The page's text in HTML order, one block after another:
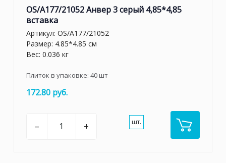
OS/A177/21052 Анвер 3 серый 4,85*4,85
вставка
Артикул: OS/A177/21052
Размер: 4.85*4.85 см
Вес: 0.036 кг
Плиток в упаковке: 40шт
172.80 руб.
– + шт.